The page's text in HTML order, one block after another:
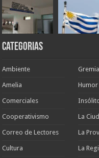
Categorias
Ambiente
Amelia
Comerciales
Cooperativismo
Correo de Lectores
Cultura
Humor
La
La
La